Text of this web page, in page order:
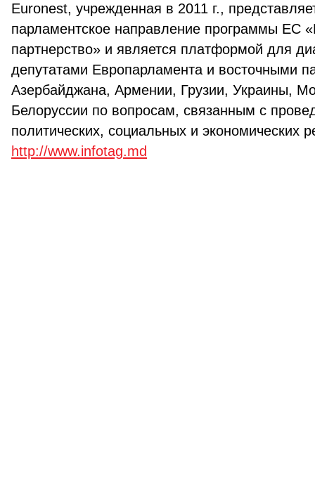
Euronest, учрежденная в 2011 г.,
парламентское направление программы ЕС
партнерство» и является платформой для
депутатами Европарламента и восточными
Азербайджана, Армении, Грузии, Украины,
Белоруссии по вопросам, связанным с
политических, социальных и экономических
http://www.infotag.md